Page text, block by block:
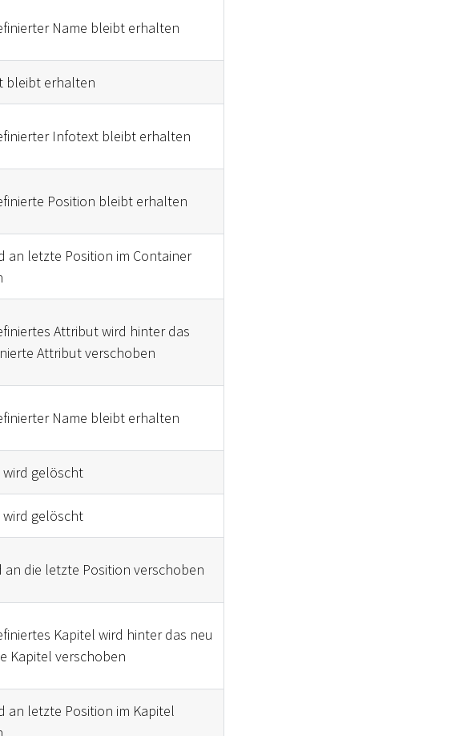
Name bleibt erhalten
bleibt erhalten
Infotext bleibt erhalten
Position bleibt erhalten
an letzte Position im Container
Attribut wird hinter das
Attribut verschoben
Name bleibt erhalten
wird gelöscht
wird gelöscht
an die letzte Position verschoben
Kapitel wird hinter das neu
Kapitel verschoben
an letzte Position im Kapitel